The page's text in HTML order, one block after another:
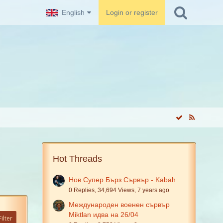
English Login or register
Hot Threads
Нов Супер Бърз Сървър - Kabah
0 Replies, 34,694 Views, 7 years ago
Международен военен сървър
Miktlan идва на 26/04